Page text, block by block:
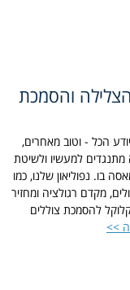
והסמכת
הכל - וטוב מאחרים,
מתנגדים למעשיו ולשיטת
בו. נפוליאון שלנו, כמו
מקדם רגולציה ומחזיר
להסמכת צוללים
>>